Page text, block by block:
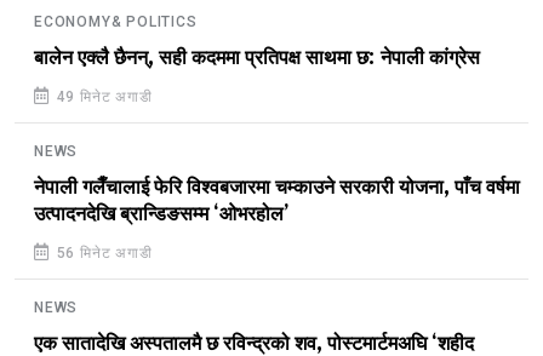
ECONOMY& POLITICS
बालेन एक्लै छैनन्, सही कदममा प्रतिपक्ष साथमा छ: नेपाली कांग्रेस
49 मिनेट अगाडी
NEWS
नेपाली गलैँचालाई फेरि विश्वबजारमा चम्काउने सरकारी योजना, पाँच वर्षमा
उत्पादनदेखि ब्रान्डिङसम्म ‘ओभरहोल’
56 मिनेट अगाडी
NEWS
एक सातादेखि अस्पतालमै छ रविन्द्रको शव, पोस्टमार्टमअघि ‘शहीद